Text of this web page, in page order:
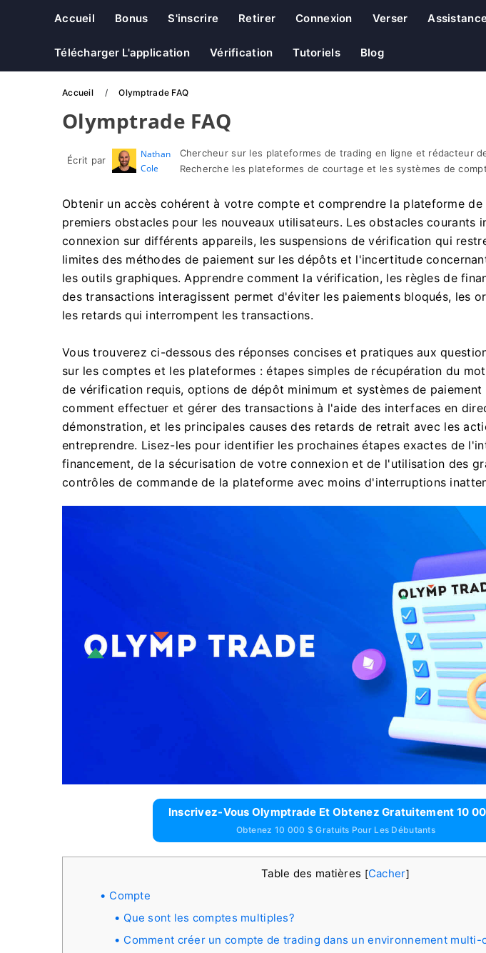
Accueil Bonus S'inscrire Retirer Connexion Verser
Télécharger L'application Vérification Tutoriels Blog
Accueil Olymptrade FAQ
Olymptrade FAQ
Écrit par
Nathan
Cole
Chercheur sur les plateformes de trading en ligne et rédacteur
Recherche les plateformes de courtage et les systèmes de
Obtenir un accès cohérent à votre compte et comprendre la plateforme
premiers obstacles pour les nouveaux utilisateurs. Les obstacles courants
connexion sur différents appareils, les suspensions de vérification qui
limites des méthodes de paiement sur les dépôts et l'incertitude
les outils graphiques. Apprendre comment la vérification, les règles de
des transactions interagissent permet d'éviter les paiements bloqués, les
les retards qui interrompent les transactions.
Vous trouverez ci-dessous des réponses concises et pratiques aux
sur les comptes et les plateformes : étapes simples de récupération du
de vérification requis, options de dépôt minimum et systèmes de paiement
comment effectuer et gérer des transactions à l'aide des interfaces en
démonstration, et les principales causes des retards de retrait avec les
entreprendre. Lisez-les pour identifier les prochaines étapes exactes de
financement, de la sécurisation de votre connexion et de l'utilisation des
contrôles de commande de la plateforme avec moins d'interruptions
Inscrivez-Vous Olymptrade Et Obtenez Gratuitement 10
Obtenez 10 000 $ Gratuits Pour Les Débutants
Table des matières [Cacher]
Compte
Que sont les comptes multiples?
Comment créer un compte de trading dans un environnement multi-